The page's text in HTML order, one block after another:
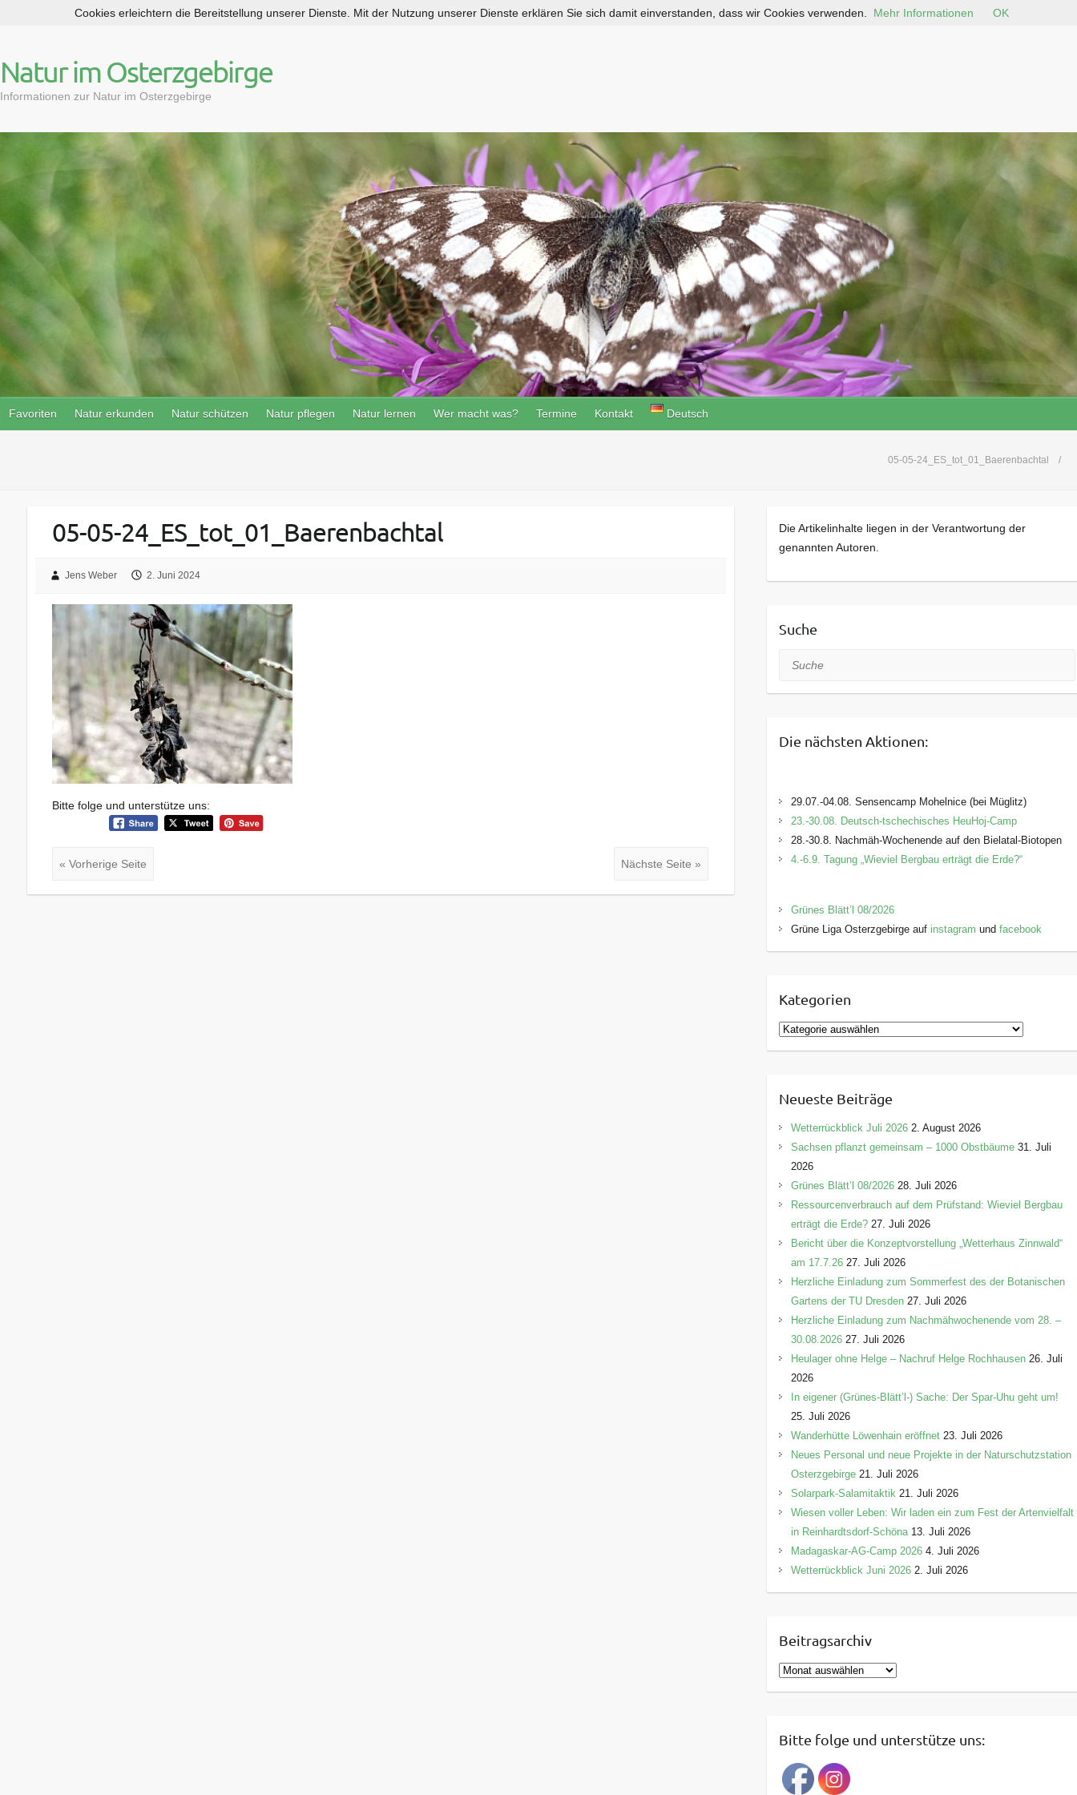
p
t
c
t
n
t
Natur im Osterzgebirge
Informationen zur Natur im Osterzgebirge
Favoriten Natur erkunden Natur schützen Natur pflegen Natur lernen Wer macht was? Termine Kontakt Deutsch
05-05-24_ES_tot_01_Baerenbachtal
05-05-24_ES_tot_01_Baerenbachtal
Jens Weber 2. Juni 2024
Bitte folge und unterstütze uns:
« Vorherige Seite Nächste Seite »
Die Artikelinhalte liegen in der Verantwortung der
genannten Autoren.
Suche
Suche
Die nächsten Aktionen:
29.07.-04.08. Sensencamp Mohelnice (bei Müglitz)
23.-30.08. Deutsch-tschechisches HeuHoj-Camp
28.-30.8. Nachmäh-Wochenende auf den Bielatal-Biotopen
4.-6.9. Tagung „Wieviel Bergbau erträgt die Erde?“
Grünes Blätt’l 08/2026
Grüne Liga Osterzgebirge auf instagram und facebook
Kategorien
K
a
g
o
r
e
n
Neueste Beiträge
Wetterrückblick Juli 2026 2. August 2026
Sachsen pflanzt gemeinsam – 1000 Obstbäume 31. Juli
2026
Grünes Blätt’l 08/2026 28. Juli 2026
Ressourcenverbrauch auf dem Prüfstand: Wieviel Bergbau
erträgt die Erde? 27. Juli 2026
Bericht über die Konzeptvorstellung „Wetterhaus Zinnwald“
am 17.7.26 27. Juli 2026
Herzliche Einladung zum Sommerfest des der Botanischen
Gartens der TU Dresden 27. Juli 2026
Herzliche Einladung zum Nachmähwochenende vom 28. –
30.08.2026 27. Juli 2026
Heulager ohne Helge – Nachruf Helge Rochhausen 26. Juli
2026
In eigener (Grünes-Blätt’l-) Sache: Der Spar-Uhu geht um!
25. Juli 2026
Wanderhütte Löwenhain eröffnet 23. Juli 2026
Neues Personal und neue Projekte in der Naturschutzstation
Osterzgebirge 21. Juli 2026
Solarpark-Salamitaktik 21. Juli 2026
Wiesen voller Leben: Wir laden ein zum Fest der Artenvielfalt
in Reinhardtsdorf-Schöna 13. Juli 2026
Madagaskar-AG-Camp 2026 4. Juli 2026
Wetterrückblick Juni 2026 2. Juli 2026
Beitragsarchiv
B
e
r
g
Bitte folge und unterstütze uns:
Cookies erleichtern die Bereitstellung unserer Dienste. Mit der Nutzung unserer Dienste erklären Sie sich damit einverstanden, dass wir Cookies verwenden. Mehr Informationen OK